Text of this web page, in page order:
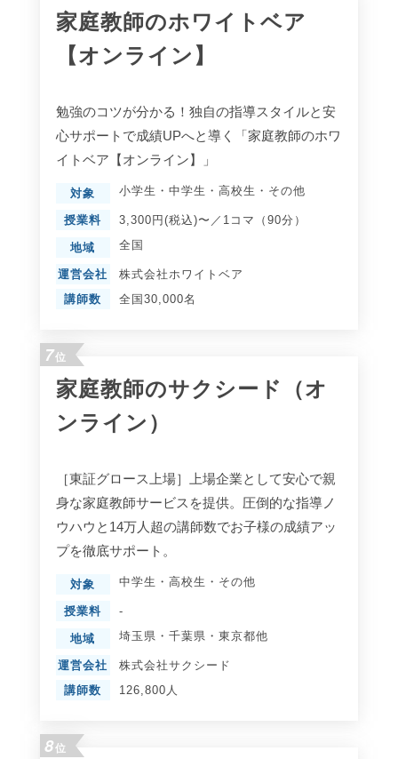
家庭教師のホワイトベア
【オンライン】
勉強のコツが分かる！独自の指導スタイルと安
心サポートで成績UPへと導く「家庭教師のホワ
イトベア【オンライン】」
対象 小学生 ・ 中学生 ・ 高校生 ・ その他
授業料 3,300円(税込)〜／1コマ（90分）
地域 全国
運営会社
株式会社ホワイトベア
講師数
全国30,000名
7位
家庭教師のサクシード（オ
ンライン）
［東証グロース上場］上場企業として安心で親
身な家庭教師サービスを提供。圧倒的な指導ノ
ウハウと14万人超の講師数でお子様の成績アッ
プを徹底サポート。
対象 中学生 ・ 高校生 ・ その他
授業料 -
地域 埼玉県 ・ 千葉県 ・ 東京都他
運営会社
株式会社サクシード
講師数
126,800人
8位